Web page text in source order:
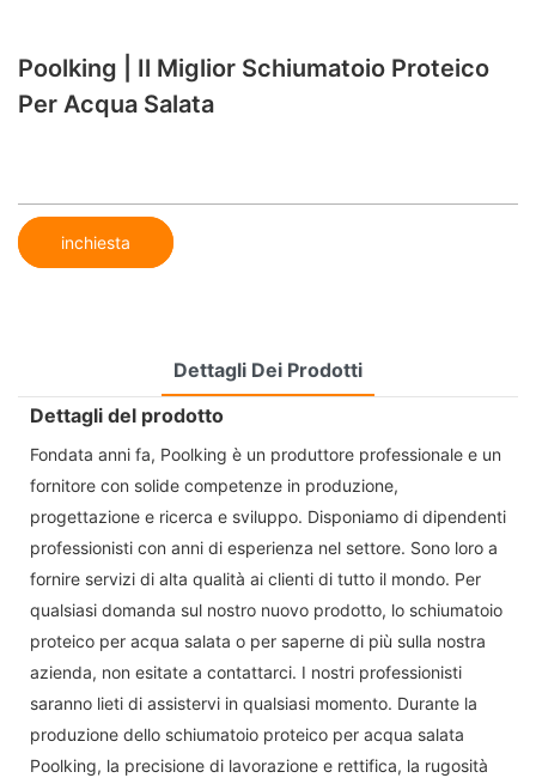
Poolking | Il Miglior Schiumatoio Proteico
Per Acqua Salata
inchiesta
Dettagli Dei Prodotti
Dettagli del prodotto
Fondata anni fa, Poolking è un produttore professionale e un
fornitore con solide competenze in produzione,
progettazione e ricerca e sviluppo. Disponiamo di dipendenti
professionisti con anni di esperienza nel settore. Sono loro a
fornire servizi di alta qualità ai clienti di tutto il mondo. Per
qualsiasi domanda sul nostro nuovo prodotto, lo schiumatoio
proteico per acqua salata o per saperne di più sulla nostra
azienda, non esitate a contattarci. I nostri professionisti
saranno lieti di assistervi in ​​qualsiasi momento. Durante la
produzione dello schiumatoio proteico per acqua salata
Poolking, la precisione di lavorazione e rettifica, la rugosità